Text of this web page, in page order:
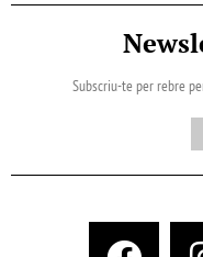
Subscriu-te per rebre